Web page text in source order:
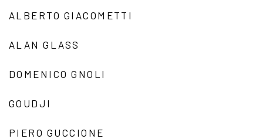
ALBERTO GIACOMETTI
ALAN GLASS
DOMENICO GNOLI
GOUDJI
PIERO GUCCIONE